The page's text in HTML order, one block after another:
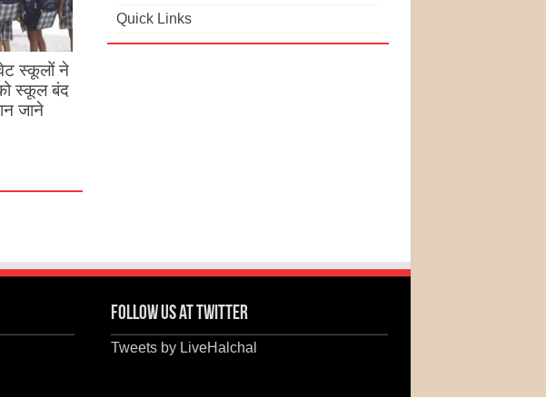
स्कूलों ने
स्कूल बंद
जाने
Quick Links
Follow us at Twitter
Tweets by LiveHalchal